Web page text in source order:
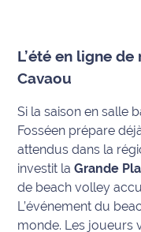
coeur
Maritima
Fil
rouge
Maritima
L'anecdote
de Jeff
L’été en ligne
Cavaou
Si la saison en salle
Fosséen prépare
attendus dans la
investit laGrande
de beach volley
L’événement du
monde. Les joueurs